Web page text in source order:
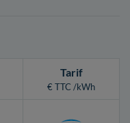
Tarif
€ TTC /kWh